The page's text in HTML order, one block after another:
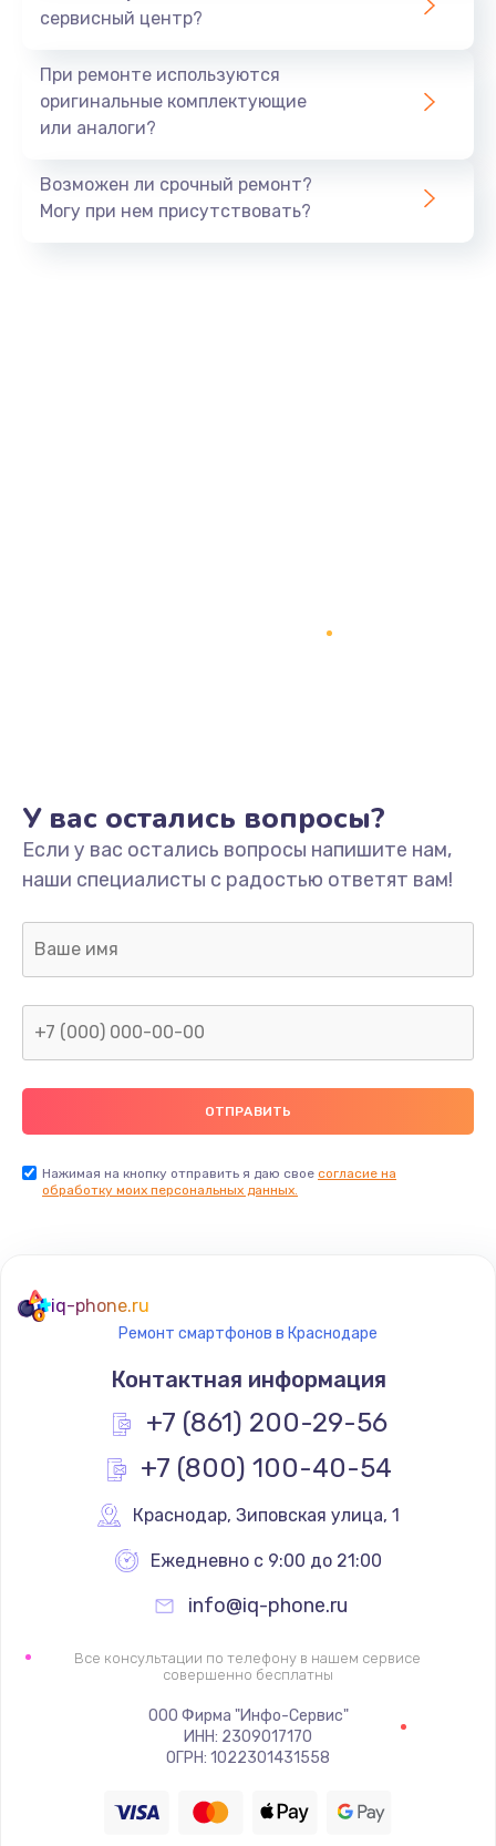
Восстановление данных
Заказать
1060 руб.
995 руб.
Заказать
Замена шлейфа матрицы
2600 руб.
Замена видеочипа
Ремонт разъема питания
745 руб.
Заказать
Замена видеокарты
1600 руб.
Заказать
Ремонт цепей питания
2500 руб.
750 руб.
Заказать
Установка драйверов
сервисный центр?
При ремонте используются
оригинальные комплектующие
или аналоги?
Возможен ли срочный ремонт?
Могу при нем присутствовать?
У вас остались вопросы?
Если у вас остались вопросы напишите нам,
наши специалисты с радостью ответят вам!
Нажимая на кнопку отправить я даю свое согласие на
обработку моих персональных данных.
iq-phone.ru
Ремонт смартфонов в Краснодаре
Контактная информация
+7 (861) 200-29-56
+7 (800) 100-40-54
Краснодар, Зиповская улица, 1
Ежедневно с 9:00 до 21:00
info@iq-phone.ru
Все консультации по телефону в нашем сервисе
совершенно бесплатны
ООО Фирма "Инфо-Сервис"
ИНН: 2309017170
ОГРН: 1022301431558